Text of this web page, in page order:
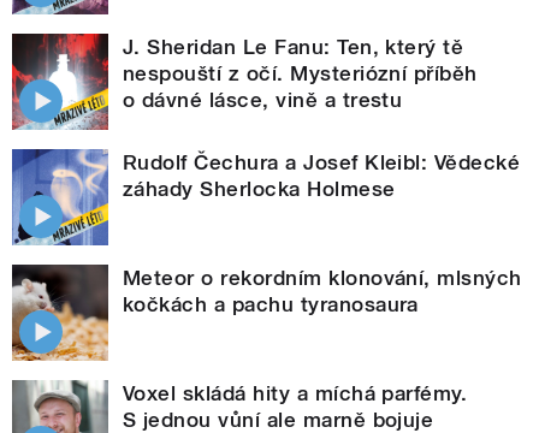
J. Sheridan Le Fanu: Ten, který tě
nespouští z očí. Mysteriózní příběh
o dávné lásce, vině a trestu
Rudolf Čechura a Josef Kleibl: Vědecké
záhady Sherlocka Holmese
Meteor o rekordním klonování, mlsných
kočkách a pachu tyranosaura
Voxel skládá hity a míchá parfémy.
S jednou vůní ale marně bojuje